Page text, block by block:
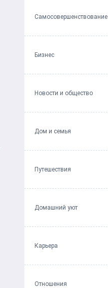
Самосовершенствование
Бизнес
Новости и общество
Дом и семья
Путешествия
Домашний уют
Карьера
Отношения